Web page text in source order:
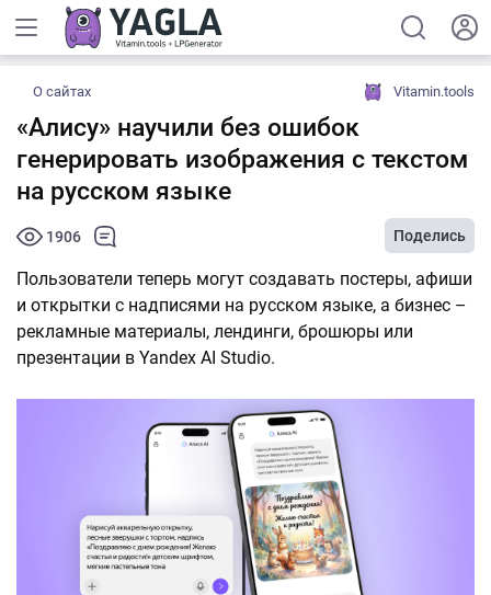
О сайтах Vitamin.tools
«Алису» научили без ошибок
генерировать изображения с текстом
на русском языке
1906 Поделись
Пользователи теперь могут создавать постеры, афиши
и открытки с надписями на русском языке, а бизнес –
рекламные материалы, лендинги, брошюры или
презентации в Yandex AI Studio.